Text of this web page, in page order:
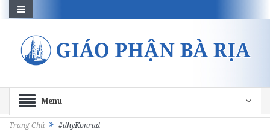
Menu
Trang Chủ #dhyKonrad